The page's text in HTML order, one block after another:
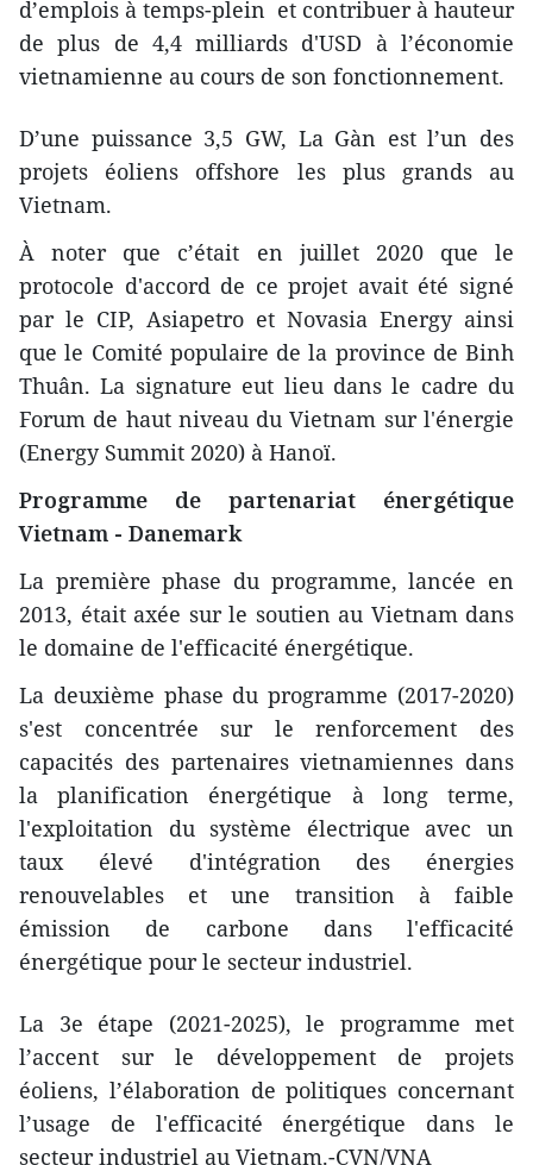
d’emplois à temps-plein et contribuer à hauteur
de plus de 4,4 milliards d'USD à l’économie
vietnamienne au cours de son fonctionnement.
D’une puissance 3,5 GW, La Gàn est l’un des
projets éoliens offshore les plus grands au
Vietnam.
À noter que c’était en juillet 2020 que le
protocole d'accord de ce projet avait été signé
par le CIP, Asiapetro et Novasia Energy ainsi
que le Comité populaire de la province de Binh
Thuân. La signature eut lieu dans le cadre du
Forum de haut niveau du Vietnam sur l'énergie
(Energy Summit 2020) à Hanoï.
Programme de partenariat énergétique
Vietnam - Danemark
La première phase du programme, lancée en
2013, était axée sur le soutien au Vietnam dans
le domaine de l'efficacité énergétique.
La deuxième phase du programme (2017-2020)
s'est concentrée sur le renforcement des
capacités des partenaires vietnamiennes dans
la planification énergétique à long terme,
l'exploitation du système électrique avec un
taux élevé d'intégration des énergies
renouvelables et une transition à faible
émission de carbone dans l'efficacité
énergétique pour le secteur industriel.
La 3e étape (2021-2025), le programme met
l’accent sur le développement de projets
éoliens, l’élaboration de politiques concernant
l’usage de l'efficacité énergétique dans le
secteur industriel au Vietnam.-CVN/VNA